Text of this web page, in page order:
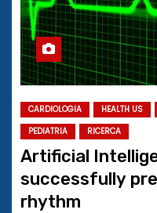
CARDIOLOGIA HEALTH US
PEDIATRIA
RICERCA
Artificial
successfully
rhythm